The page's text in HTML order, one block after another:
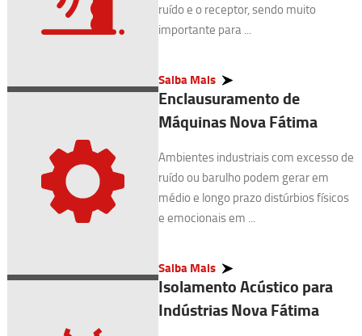
ruído e o receptor, sendo muito
importante para ...
Saiba Mais
Enclausuramento de
Máquinas Nova Fátima
Ambientes industriais com excesso de
ruído ou barulho podem gerar em
médio e longo prazo distúrbios físicos
e emocionais em ...
Saiba Mais
Isolamento Acústico para
Indústrias Nova Fátima